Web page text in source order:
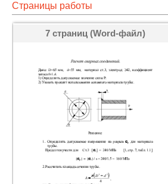
Страницы работы
7 страниц (Word-файл)